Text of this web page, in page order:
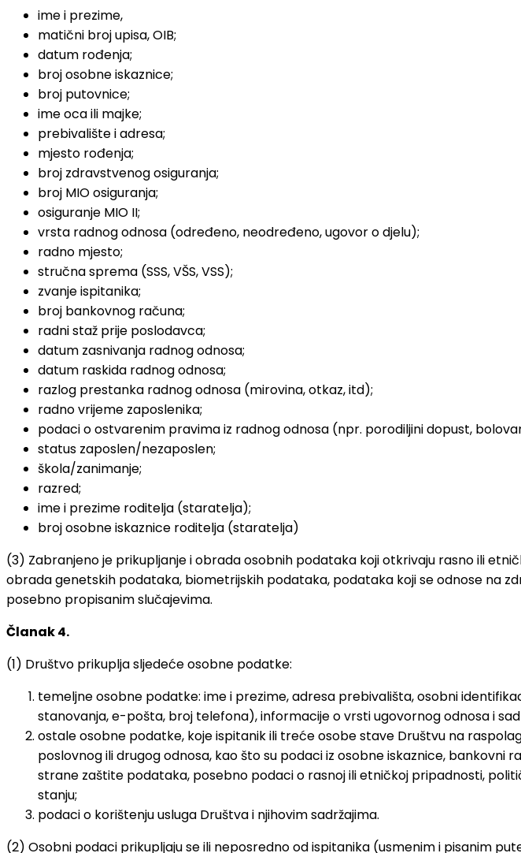
ime i prezime,
matični broj upisa, OIB;
datum rođenja;
broj osobne iskaznice;
broj putovnice;
ime oca ili majke;
prebivalište i adresa;
mjesto rođenja;
broj zdravstvenog osiguranja;
broj MIO osiguranja;
osiguranje MIO II;
vrsta radnog odnosa (određeno, neodređeno, ugovor o djelu);
radno mjesto;
stručna sprema (SSS, VŠS, VSS);
zvanje ispitanika;
broj bankovnog računa;
radni staž prije poslodavca;
datum zasnivanja radnog odnosa;
datum raskida radnog odnosa;
razlog prestanka radnog odnosa (mirovina, otkaz, itd);
radno vrijeme zaposlenika;
podaci o ostvarenim pravima iz radnog odnosa (npr. porodiljini dopust,
status zaposlen/nezaposlen;
škola/zanimanje;
razred;
ime i prezime roditelja (staratelja);
broj osobne iskaznice roditelja (staratelja)
(3) Zabranjeno je prikupljanje i obrada osobnih podataka koji otkrivaju rasno ili
obrada genetskih podataka, biometrijskih podataka, podataka koji se odnose na
posebno propisanim slučajevima.
Članak 4.
(1) Društvo prikuplja sljedeće osobne podatke:
temeljne osobne podatke: ime i prezime, adresa prebivališta, osobni
stanovanja, e-pošta, broj telefona), informacije o vrsti ugovornog odnosa i
ostale osobne podatke, koje ispitanik ili treće osobe stave Društvu na
poslovnog ili drugog odnosa, kao što su podaci iz osobne iskaznice,
strane zaštite podataka, posebno podaci o rasnoj ili etničkoj pripadnosti,
stanju;
podaci o korištenju usluga Društva i njihovim sadržajima.
(2) Osobni podaci prikupljaju se ili neposredno od ispitanika (usmenim i pisanim